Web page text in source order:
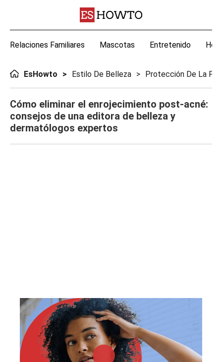
Relaciones Familiares Mascotas Entretenido
EsHowto Estilo De Belleza Protección De La Piel
Cómo eliminar el enrojecimiento post-acné:
consejos de una editora de belleza y
dermatólogos expertos